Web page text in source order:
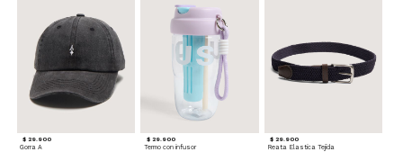
$ 29.900
Gorra A
$ 29.900
Termo con infusor
$ 29.900
Reata Elastica Tejida